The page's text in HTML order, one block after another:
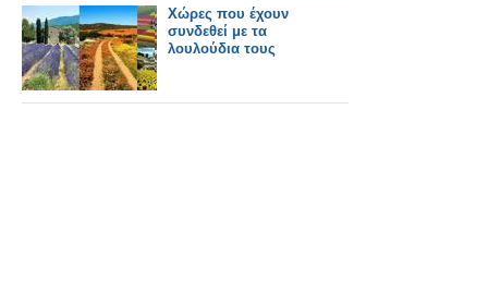
Χώρες που έχουν
συνδεθεί με τα
λουλούδια τους